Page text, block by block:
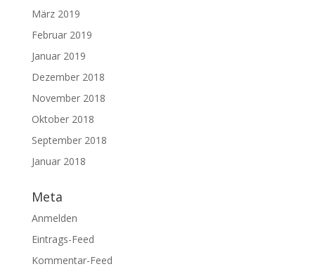
März 2019
Februar 2019
Januar 2019
Dezember 2018
November 2018
Oktober 2018
September 2018
Januar 2018
Meta
Anmelden
Eintrags-Feed
Kommentar-Feed